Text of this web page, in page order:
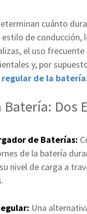
cuánto
de conducción,
el uso frecuente
y, por
de la
Batería: Dos
de Baterías:
de la batería
nivel de carga a
Una